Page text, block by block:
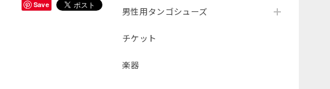
男性用タンゴシューズ
チケット
楽器
Save